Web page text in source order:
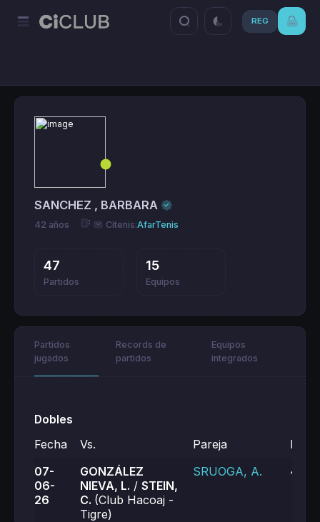
REG
SANCHEZ , BARBARA
42 años Citenis:AfarTenis
47
Partidos
15
Equipos
Partidos
jugados
Records de
partidos
Equipos
integrados
Dobles
Fecha Vs. Pareja
07-
06-
26
GONZÁLEZ
NIEVA, L. / STEIN,
C. (Club Hacoaj -
Tigre)
SRUOGA, A. 4-6,